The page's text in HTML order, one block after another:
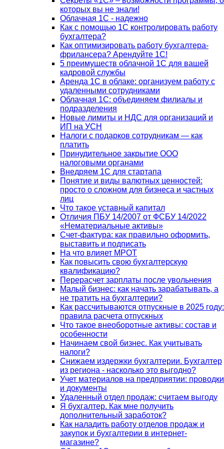
которых вы не знали!
Облачная 1С - надежно
Как с помощью 1С контролировать работу
бухгалтера?
Как оптимизировать работу бухгалтера-
фрилансера? Арендуйте 1С!
5 преимуществ облачной 1С для вашей
кадровой службы
Аренда 1С в облаке: организуем работу с
удаленными сотрудниками
Облачная 1С: объединяем филиалы и
подразделения
Новые лимиты и НДС для организаций и
ИП на УСН
Налоги с подарков сотрудникам — как
платить
Принудительное закрытие ООО
налоговыми органами
Внедряем 1С для стартапа
Понятие и виды валютных ценностей:
просто о сложном для бизнеса и частных
лиц
Что такое уставный капитал
Отличия ПБУ 14/2007 от ФСБУ 14/2022
«Нематериальные активы»
Счет-фактура: как правильно оформить,
выставить и подписать
На что влияет МРОТ
Как повысить свою бухгалтерскую
квалификацию?
Перерасчет зарплаты после увольнения
Малый бизнес: как начать зарабатывать, а
не тратить на бухгалтерии?
Как рассчитываются отпускные в 2025 году:
правила расчета отпускных
Что такое внеоборотные активы: состав и
особенности
Начинаем свой бизнес. Как учитывать
налоги?
Снижаем издержки бухгалтерии. Бухгалтер
из региона - насколько это выгодно?
Учет материалов на предприятии: проводки
и документы
Удаленный отдел продаж: считаем выгоду
Я бухгалтер. Как мне получить
дополнительный заработок?
Как наладить работу отделов продаж и
закупок и бухгалтерии в интернет-
магазине?